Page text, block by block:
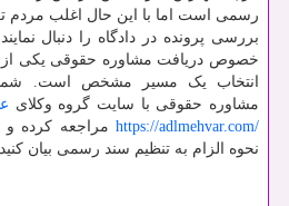
رسمی است اما با این حال اغلب مردم
بررسی پرونده در دادگاه را دنبال
خصوص دریافت مشاوره حقوقی یکی از
انتخاب یک مسیر مشخص است. شما
مشاوره حقوقی با سایت گروه وکلای
https://adlmehvar.com/ مراجعه کرده
نحوه الزام به تنظیم سند رسمی بیان